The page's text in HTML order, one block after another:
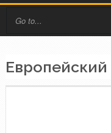
Европейский